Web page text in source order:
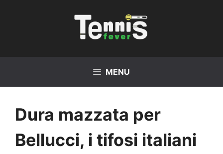
MENU
Dura mazzata per
Bellucci, i tifosi italiani